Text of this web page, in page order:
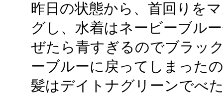
昨日の状態から、首回りを
グし、水着はネービーブル
ぜたら青すぎるのでブラッ
ーブルーに戻ってしまった
髪はデイトナグリーンでべ